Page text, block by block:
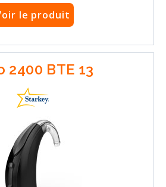
le produit
2400 BTE 13